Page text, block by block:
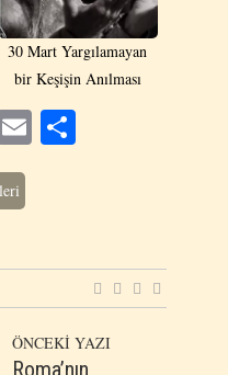
30 Mart Yargılamayan
bir Keşişin Anılması
Email
ÖNCEKİ YAZI
Roma’nın